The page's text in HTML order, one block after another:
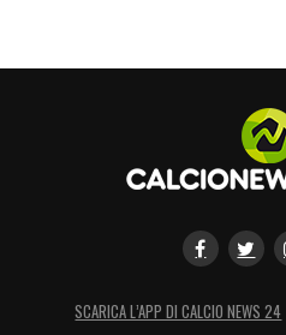
SCARICA L’APP DI CALCIO NEWS 24